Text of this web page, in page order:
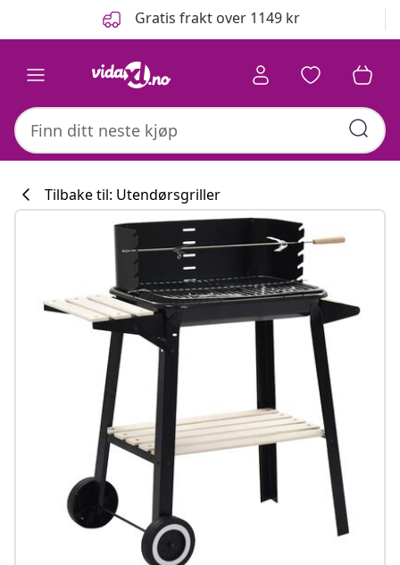
Gratis frakt over 1149 kr
Tilbake til: Utendørsgriller